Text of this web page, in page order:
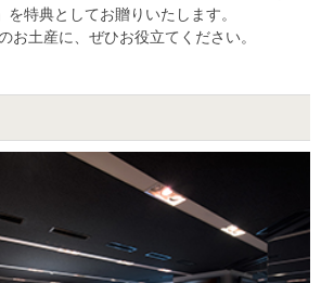
を特典としてお贈りいたします。
お土産に、ぜひお役立てください。